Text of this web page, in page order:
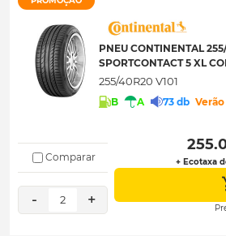
PNEU CONTINENTAL
SPORTCONTACT 5 XL
255/40R20 V101
B A 73 db Verão
Comparar
- 2 +
+ Ecotaxa